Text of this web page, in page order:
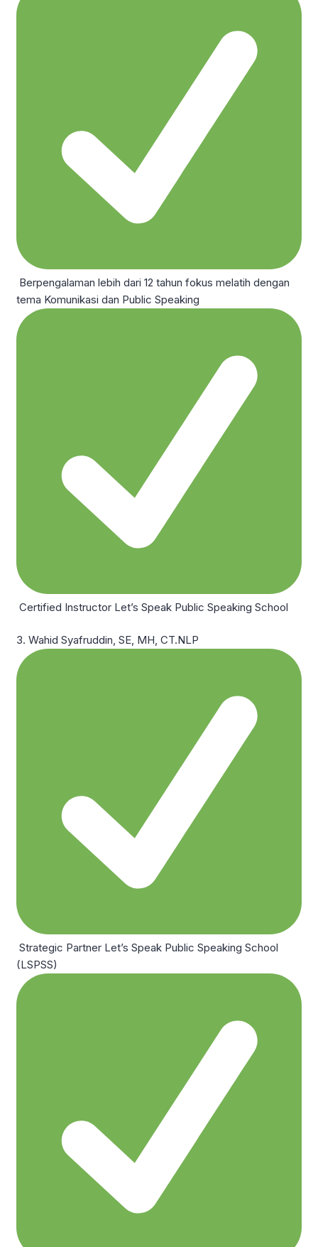
Berpengalaman lebih dari 12 tahun fokus melatih dengan
tema Komunikasi dan Public Speaking
Certified Instructor Let’s Speak Public Speaking School
3. Wahid Syafruddin, SE, MH, CT.NLP
Strategic Partner Let’s Speak Public Speaking School
(LSPSS)